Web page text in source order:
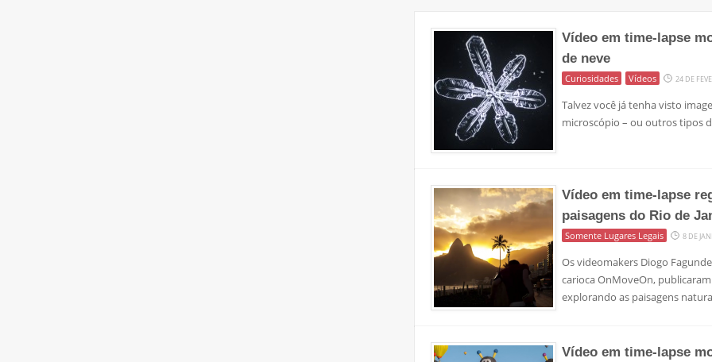
Vídeo em time-lapse
de neve
Curiosidades Vídeos 24 DE
Talvez você já tenha visto
microscópio – ou outros tipos
Vídeo em time-lapse
paisagens do Rio de
Somente Lugares Legais 8 DE
Os videomakers Diogo
carioca OnMoveOn,
explorando as paisagens
Vídeo em time-lapse